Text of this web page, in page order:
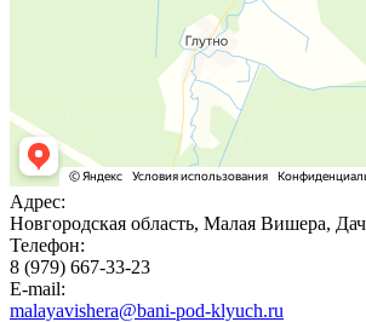
Адрес:
Новгородская область, Малая Вишера,
Телефон:
8 (979) 667-33-23
E-mail:
malayavishera@bani-pod-klyuch.ru